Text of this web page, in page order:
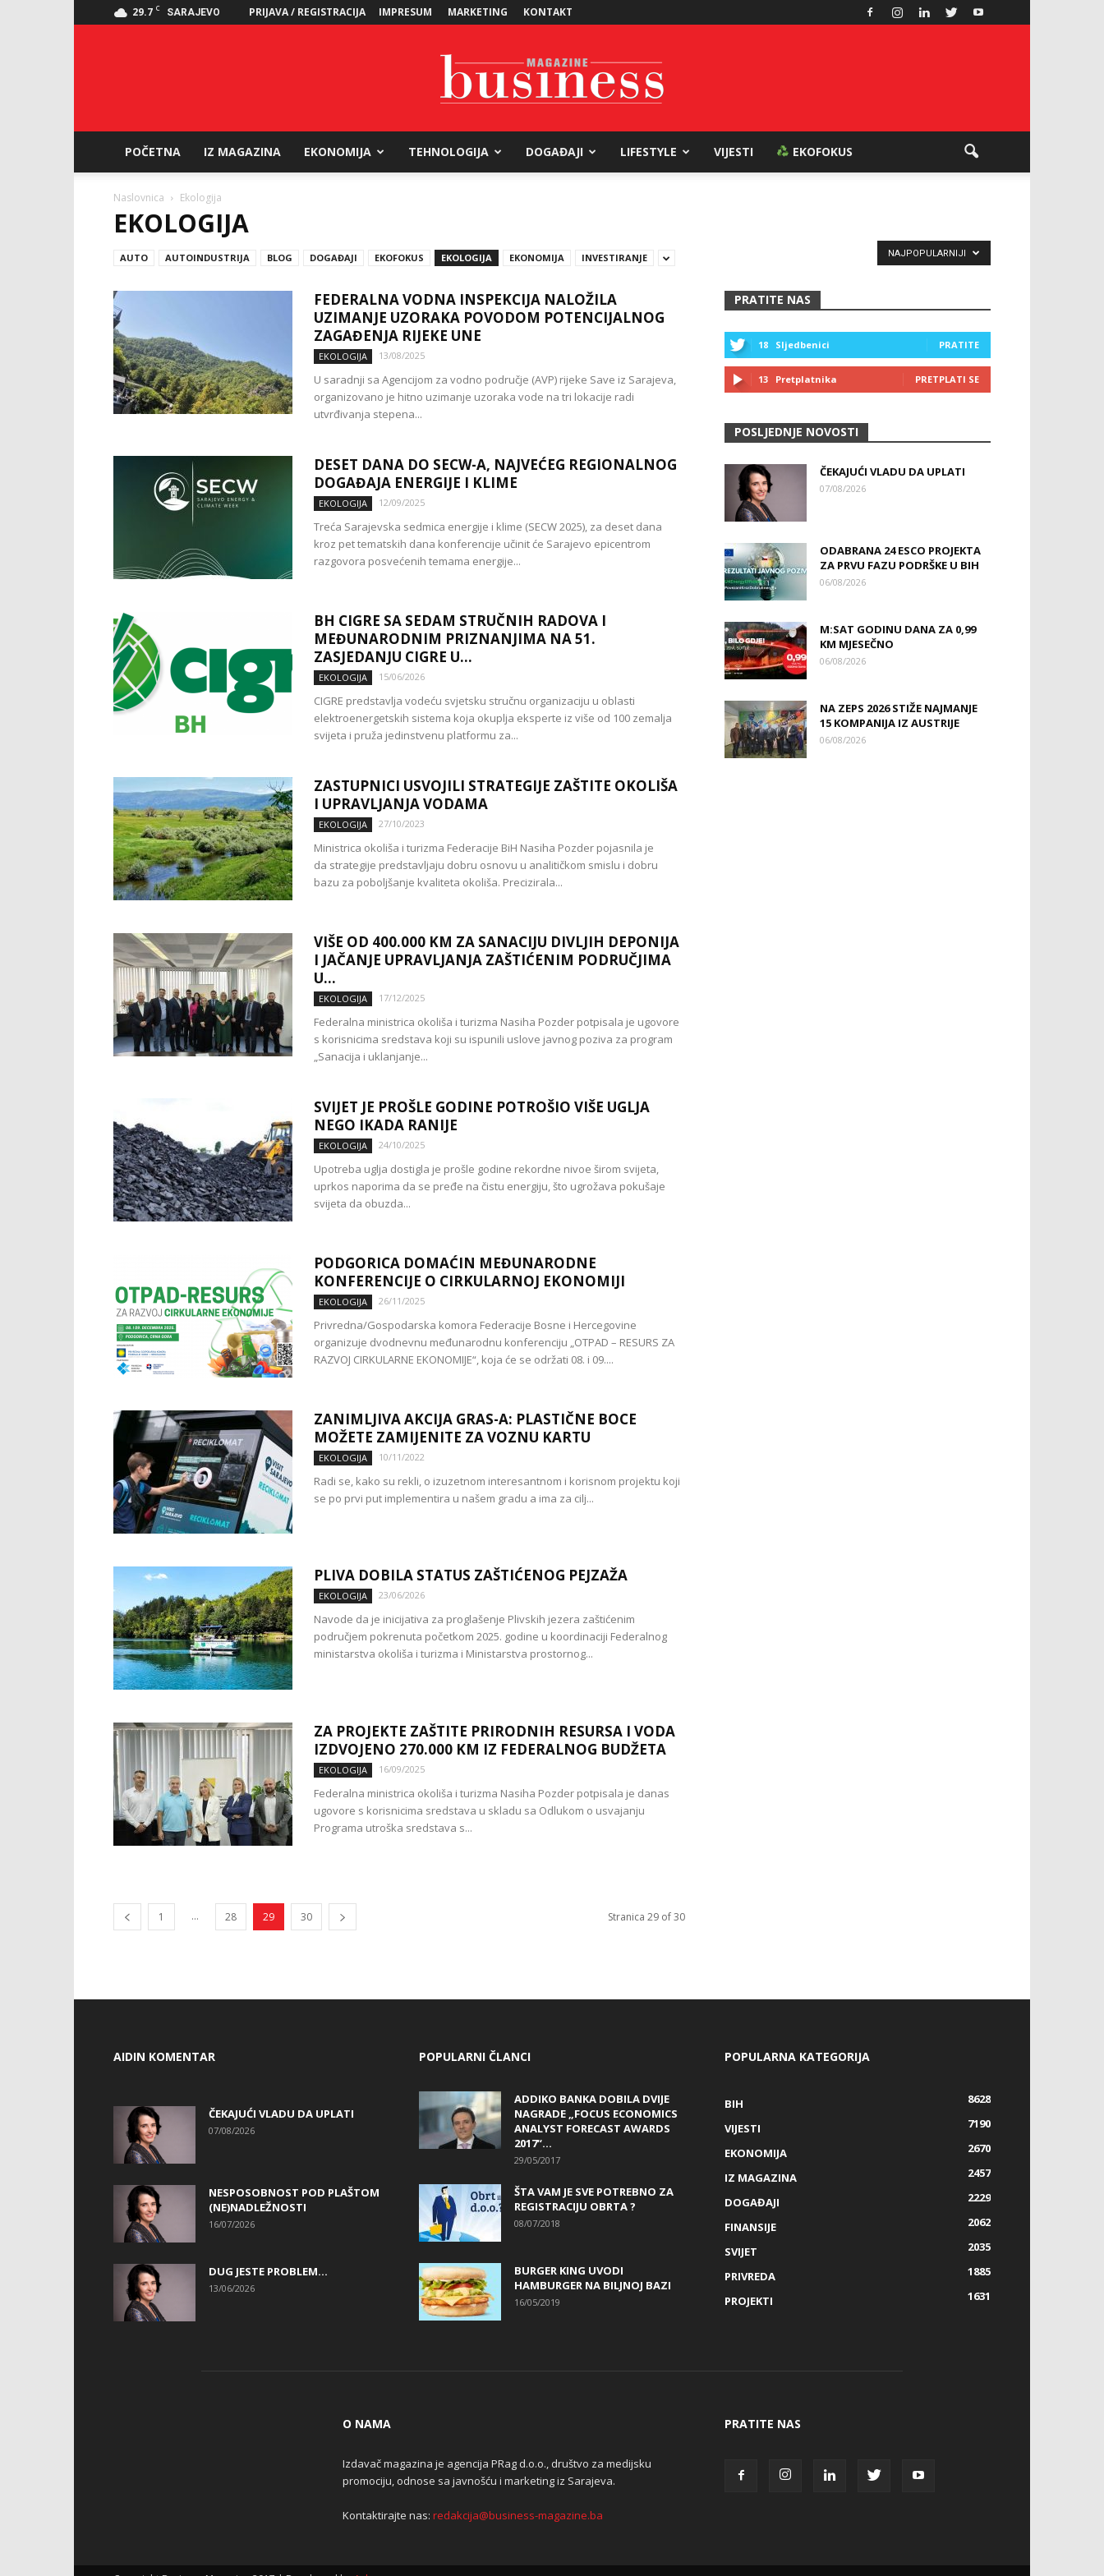
29.7 C SARAJEVO PRIJAVA / REGISTRACIJA IMPRESUM MARKETING KONTAKT
POČETNA IZ MAGAZINA EKONOMIJA TEHNOLOGIJA DOGAĐAJI LIFESTYLE VIJESTI EKOFOKUS
Naslovnica Ekologija
EKOLOGIJA
AUTO AUTOINDUSTRIJA BLOG DOGAĐAJI EKOFOKUS EKOLOGIJA EKONOMIJA INVESTIRANJE NAJPOPULARNIJI
FEDERALNA VODNA INSPEKCIJA NALOŽILA
UZIMANJE UZORAKA POVODOM POTENCIJALNOG
ZAGAĐENJA RIJEKE UNE
EKOLOGIJA 13/08/2025
U saradnji sa Agencijom za vodno područje (AVP) rijeke Save iz Sarajeva,
organizovano je hitno uzimanje uzoraka vode na tri lokacije radi
utvrđivanja stepena...
DESET DANA DO SECW-A, NAJVEĆEG REGIONALNOG
DOGAĐAJA ENERGIJE I KLIME
EKOLOGIJA 12/09/2025
Treća Sarajevska sedmica energije i klime (SECW 2025), za deset dana
kroz pet tematskih dana konferencije učinit će Sarajevo epicentrom
razgovora posvećenih temama energije...
BH CIGRE SA SEDAM STRUČNIH RADOVA I
MEĐUNARODNIM PRIZNANJIMA NA 51.
ZASJEDANJU CIGRE U...
EKOLOGIJA 15/06/2026
CIGRE predstavlja vodeću svjetsku stručnu organizaciju u oblasti
elektroenergetskih sistema koja okuplja eksperte iz više od 100 zemalja
svijeta i pruža jedinstvenu platformu za...
ZASTUPNICI USVOJILI STRATEGIJE ZAŠTITE OKOLIŠA
I UPRAVLJANJA VODAMA
EKOLOGIJA 27/10/2023
Ministrica okoliša i turizma Federacije BiH Nasiha Pozder pojasnila je
da strategije predstavljaju dobru osnovu u analitičkom smislu i dobru
bazu za poboljšanje kvaliteta okoliša. Precizirala...
VIŠE OD 400.000 KM ZA SANACIJU DIVLJIH DEPONIJA
I JAČANJE UPRAVLJANJA ZAŠTIĆENIM PODRUČJIMA
U...
EKOLOGIJA 17/12/2025
Federalna ministrica okoliša i turizma Nasiha Pozder potpisala je ugovore
s korisnicima sredstava koji su ispunili uslove javnog poziva za program
„Sanacija i uklanjanje...
SVIJET JE PROŠLE GODINE POTROŠIO VIŠE UGLJA
NEGO IKADA RANIJE
EKOLOGIJA 24/10/2025
Upotreba uglja dostigla je prošle godine rekordne nivoe širom svijeta,
uprkos naporima da se pređe na čistu energiju, što ugrožava pokušaje
svijeta da obuzda...
PODGORICA DOMAĆIN MEĐUNARODNE
KONFERENCIJE O CIRKULARNOJ EKONOMIJI
EKOLOGIJA 26/11/2025
Privredna/Gospodarska komora Federacije Bosne i Hercegovine
organizuje dvodnevnu međunarodnu konferenciju „OTPAD – RESURS ZA
RAZVOJ CIRKULARNE EKONOMIJE“, koja će se održati 08. i 09....
ZANIMLJIVA AKCIJA GRAS-A: PLASTIČNE BOCE
MOŽETE ZAMIJENITE ZA VOZNU KARTU
EKOLOGIJA 10/11/2022
Radi se, kako su rekli, o izuzetnom interesantnom i korisnom projektu koji
se po prvi put implementira u našem gradu a ima za cilj...
PLIVA DOBILA STATUS ZAŠTIĆENOG PEJZAŽA
EKOLOGIJA 23/06/2026
Navode da je inicijativa za proglašenje Plivskih jezera zaštićenim
područjem pokrenuta početkom 2025. godine u koordinaciji Federalnog
ministarstva okoliša i turizma i Ministarstva prostornog...
ZA PROJEKTE ZAŠTITE PRIRODNIH RESURSA I VODA
IZDVOJENO 270.000 KM IZ FEDERALNOG BUDŽETA
EKOLOGIJA 16/09/2025
Federalna ministrica okoliša i turizma Nasiha Pozder potpisala je danas
ugovore s korisnicima sredstava u skladu sa Odlukom o usvajanju
Programa utroška sredstava s...
1 ... 28 29 30 Stranica 29 of 30
PRATITE NAS
18 Sljedbenici PRATITE
13 Pretplatnika PRETPLATI SE
POSLJEDNJE NOVOSTI
ČEKAJUĆI VLADU DA UPLATI
07/08/2026
ODABRANA 24 ESCO PROJEKTA
ZA PRVU FAZU PODRŠKE U BIH
06/08/2026
M:SAT GODINU DANA ZA 0,99
KM MJESEČNO
06/08/2026
NA ZEPS 2026 STIŽE NAJMANJE
15 KOMPANIJA IZ AUSTRIJE
06/08/2026
AIDIN KOMENTAR
ČEKAJUĆI VLADU DA UPLATI
07/08/2026
NESPOSOBNOST POD PLAŠTOM
(NE)NADLEŽNOSTI
16/07/2026
DUG JESTE PROBLEM…
13/06/2026
POPULARNI ČLANCI
ADDIKO BANKA DOBILA DVIJE
NAGRADE „FOCUS ECONOMICS
ANALYST FORECAST AWARDS
2017“...
29/05/2017
ŠTA VAM JE SVE POTREBNO ZA
REGISTRACIJU OBRTA ?
08/07/2018
BURGER KING UVODI
HAMBURGER NA BILJNOJ BAZI
16/05/2019
POPULARNA KATEGORIJA
BIH
8628
VIJESTI
7190
EKONOMIJA
2670
IZ MAGAZINA
2457
DOGAĐAJI
2229
FINANSIJE
2062
SVIJET
2035
PRIVREDA
1885
PROJEKTI
1631
O NAMA
Izdavač magazina je agencija PRag d.o.o., društvo za medijsku
promociju, odnose sa javnošću i marketing iz Sarajeva.
Kontaktirajte nas: redakcija@business-magazine.ba
PRATITE NAS